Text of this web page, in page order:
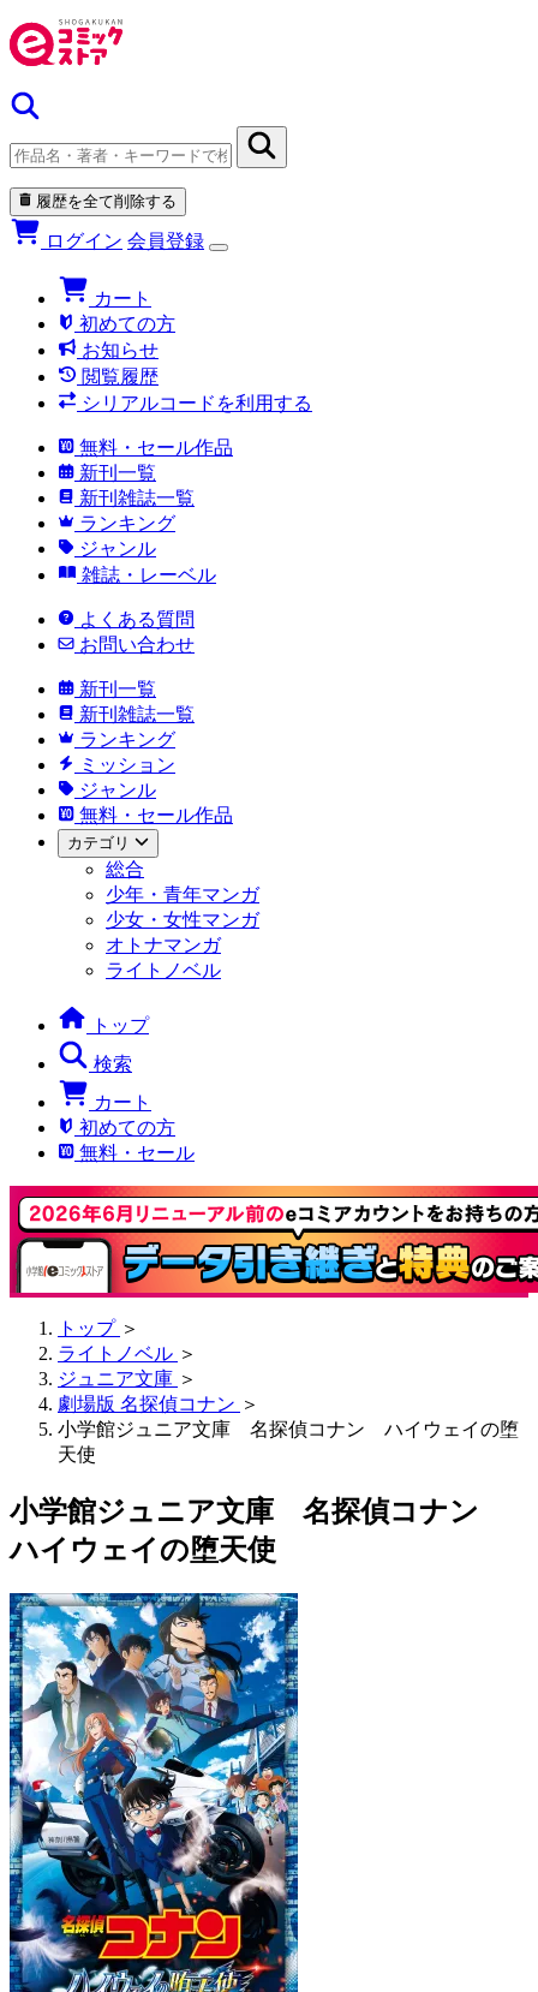
履歴を全て削除する
ログイン 会員登録
カート
初めての方
お知らせ
閲覧履歴
シリアルコードを利用する
無料・セール作品
新刊一覧
新刊雑誌一覧
ランキング
ジャンル
雑誌・レーベル
よくある質問
お問い合わせ
新刊一覧
新刊雑誌一覧
ランキング
ミッション
ジャンル
無料・セール作品
カテゴリ
総合
少年・青年マンガ
少女・女性マンガ
オトナマンガ
ライトノベル
トップ
検索
カート
初めての方
無料・セール
トップ ＞
ライトノベル ＞
ジュニア文庫 ＞
劇場版 名探偵コナン ＞
小学館ジュニア文庫 名探偵コナン ハイウェイの堕
天使
小学館ジュニア文庫 名探偵コナン
ハイウェイの堕天使